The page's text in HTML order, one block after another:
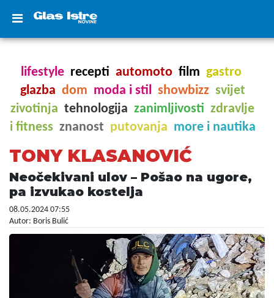
lifestyle recepti automoto film gastro
glazba dom moda i stil showbizz svijet
zivotinja tehnologija zanimljivosti zdravlje
i fitness znanost putovanja more i nautika
TONY KLASANOVIĆ
Neočekivani ulov – Pošao na ugore,
pa izvukao kostelja
08.05.2024 07:55
Autor: Boris Bulić